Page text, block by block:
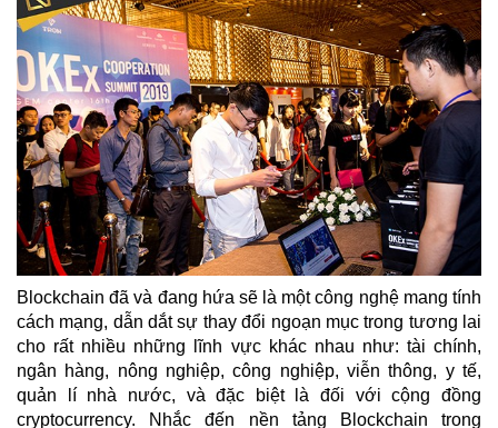
Blockchain đã và đang hứa sẽ là một công nghệ mang tính
cách mạng, dẫn dắt sự thay đổi ngoạn mục trong tương lai
cho rất nhiều những lĩnh vực khác nhau như: tài chính,
ngân hàng, nông nghiệp, công nghiệp, viễn thông, y tế,
quản lí nhà nước, và đặc biệt là đối với cộng đồng
cryptocurrency. Nhắc đến nền tảng Blockchain trong